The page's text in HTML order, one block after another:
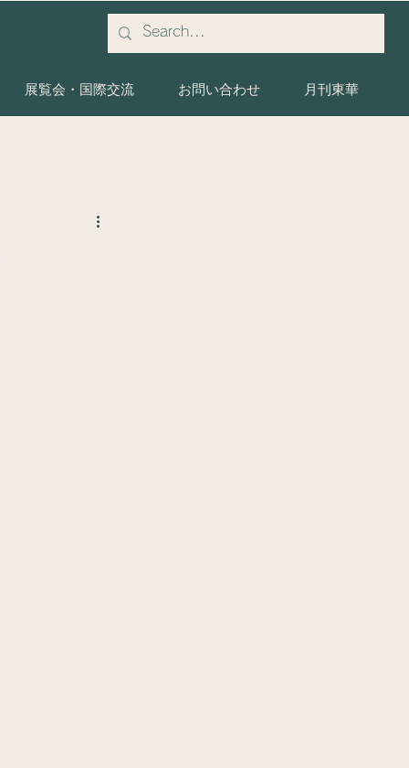
展覧会・国際交流 お問い合わせ 月刊東華